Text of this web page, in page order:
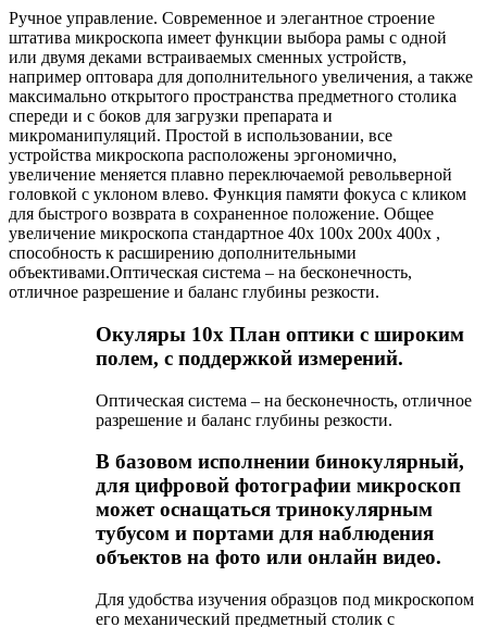
Ручное управление. Современное и элегантное строение
штатива микроскопа имеет функции выбора рамы с одной
или двумя деками встраиваемых сменных устройств,
например оптовара для дополнительного увеличения, а также
максимально открытого пространства предметного столика
спереди и с боков для загрузки препарата и
микроманипуляций. Простой в использовании, все
устройства микроскопа расположены эргономично,
увеличение меняется плавно переключаемой револьверной
головкой с уклоном влево. Функция памяти фокуса с кликом
для быстрого возврата в сохраненное положение. Общее
увеличение микроскопа стандартное 40x 100x 200x 400x ,
способность к расширению дополнительными
объективами.Оптическая система – на бесконечность,
отличное разрешение и баланс глубины резкости.
Окуляры 10x План оптики с широким
полем, с поддержкой измерений.
Оптическая система – на бесконечность, отличное
разрешение и баланс глубины резкости.
В базовом исполнении бинокулярный,
для цифровой фотографии микроскоп
может оснащаться тринокулярным
тубусом и портами для наблюдения
объектов на фото или онлайн видео.
Для удобства изучения образцов под микроскопом
его механический предметный столик с